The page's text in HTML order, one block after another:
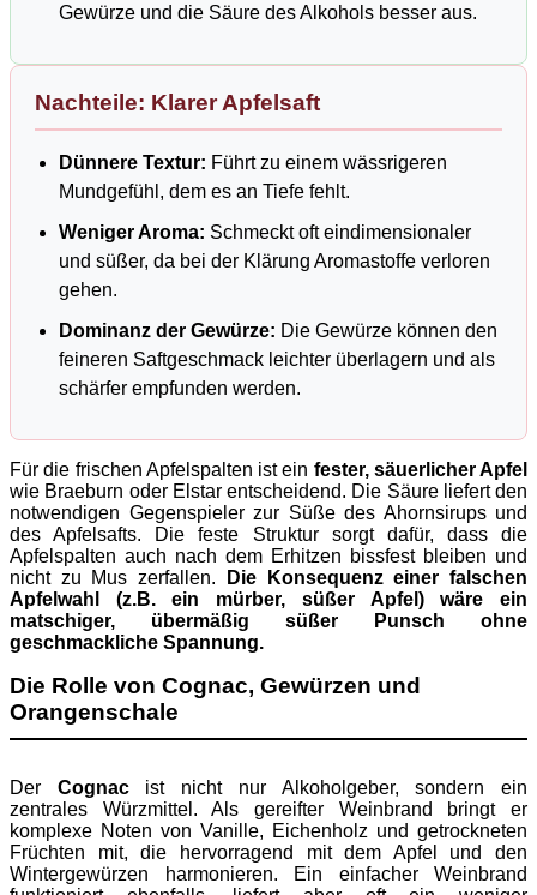
Gewürze und die Säure des Alkohols besser aus.
Nachteile: Klarer Apfelsaft
Dünnere Textur: Führt zu einem wässrigeren
Mundgefühl, dem es an Tiefe fehlt.
Weniger Aroma: Schmeckt oft eindimensionaler
und süßer, da bei der Klärung Aromastoffe verloren
gehen.
Dominanz der Gewürze: Die Gewürze können den
feineren Saftgeschmack leichter überlagern und als
schärfer empfunden werden.
Für die frischen Apfelspalten ist ein fester, säuerlicher Apfel
wie Braeburn oder Elstar entscheidend. Die Säure liefert den
notwendigen Gegenspieler zur Süße des Ahornsirups und
des Apfelsafts. Die feste Struktur sorgt dafür, dass die
Apfelspalten auch nach dem Erhitzen bissfest bleiben und
nicht zu Mus zerfallen.
Die Konsequenz einer falschen
Apfelwahl (z.B. ein mürber, süßer Apfel) wäre ein
matschiger, übermäßig süßer Punsch ohne
geschmackliche Spannung.
Die Rolle von Cognac, Gewürzen und
Orangenschale
Der Cognacist nicht nur Alkoholgeber, sondern ein
zentrales Würzmittel. Als gereifter Weinbrand bringt er
komplexe Noten von Vanille, Eichenholz und getrockneten
Früchten mit, die hervorragend mit dem Apfel und den
Wintergewürzen harmonieren. Ein einfacher Weinbrand